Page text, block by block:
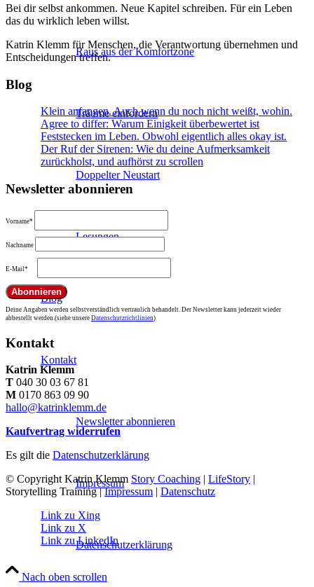
Raus aus der Komfortzone
Träume einfordern
Doppelter Neustart
Lesungen
Blog
Kontakt
Newsletter abonnieren
Impressum
Datenschutzerklärung
Bei dir selbst ankommen. Neue Kapitel schreiben. Für ein Leben
das du wirklich leben willst.
Katrin Klemm für Menschen, die Verantwortung übernehmen und
Entscheidungen treffen.
Blog
Klein anfangen. Auch wenn du noch nicht weißt, wohin.
Agree to differ: Warum Einigkeit überbewertet ist
Feststecken im Leben. Obwohl eigentlich alles okay ist.
Der Ruf der Sirenen: Wie du deine Aufmerksamkeit
zurückholst, und aufhörst zu scrollen
Newsletter abonnieren
Vorname*
Nachname
E-Mail*
Deine Angaben werden selbstverständlich vertraulich behandelt. Der Newsletter kann jederzeit wieder
abbestellt werden.(siehe unsere Datenschutzrichtlinien)
Kontakt
Katrin Klemm
T 040 30 03 67 81
M 0170 863 09 90
hallo@katrinklemm.de
Kaufvertrag widerrufen
Es gilt die Datenschutzerklärung
© Copyright Katrin Klemm Story Coaching | LifeStory |
Storytelling Training |Impressum | Datenschutz
Link zu Xing
Link zu X
Link zu LinkedIn
Nach oben scrollen